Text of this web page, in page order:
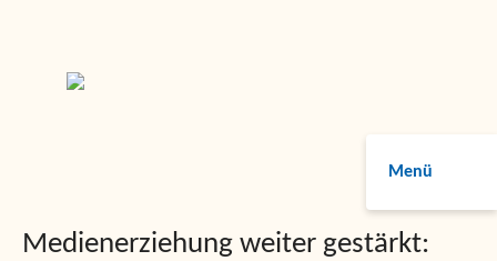
Menü
Medienerziehung weiter gestärkt: